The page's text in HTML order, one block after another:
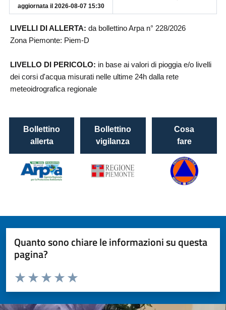
Quanto sono chiare le informazioni su questa
pagina?
Valuta da 1 a 5 stelle la pagina
Valuta 5 stelle su 5
Valuta 4 stelle su 5
Valuta 3 stelle su 5
Valuta 2 stelle su 5
Valuta 1 stelle su 5